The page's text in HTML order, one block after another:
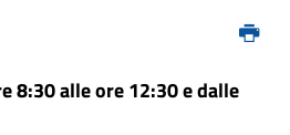
8:30 alle ore 12:30 e dalle